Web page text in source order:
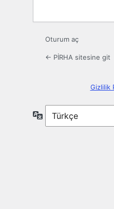
Oturum aç
← PİRHA sitesine git
Gizlilik
Dil